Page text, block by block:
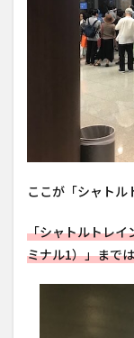
ここが「シャトル
「シャトルトレ
ミナル1）」まで